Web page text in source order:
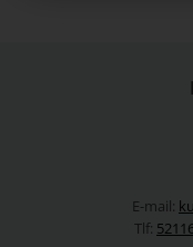
E-mail:
Tlf: